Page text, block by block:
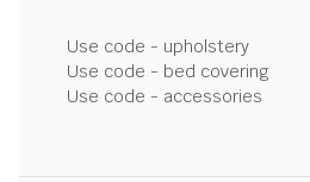
Use code - upholstery
Use code - bed covering
Use code - accessories